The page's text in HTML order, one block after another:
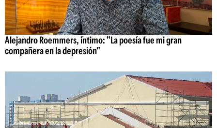
Alejandro Roemmers, íntimo: "La poesía fue mi gran
compañera en la depresión"